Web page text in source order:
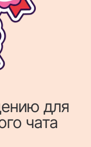
для
чата